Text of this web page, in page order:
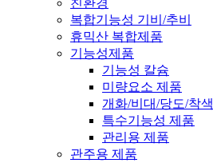
친환경
복합기능성 기비/추비
휴믹산 복합제품
기능성제품
기능성 칼슘
미량요소 제품
개화/비대/당도/착색
특수기능성 제품
관리용 제품
관주용 제품